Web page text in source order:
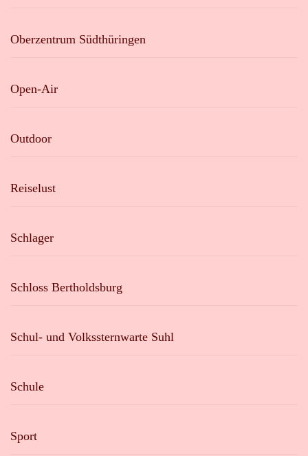
Oberzentrum Südthüringen
Open-Air
Outdoor
Reiselust
Schlager
Schloss Bertholdsburg
Schul- und Volkssternwarte Suhl
Schule
Sport